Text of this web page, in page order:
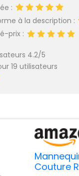
:
à la description :
prix :
4.2/5
19 utilisateurs
Couture